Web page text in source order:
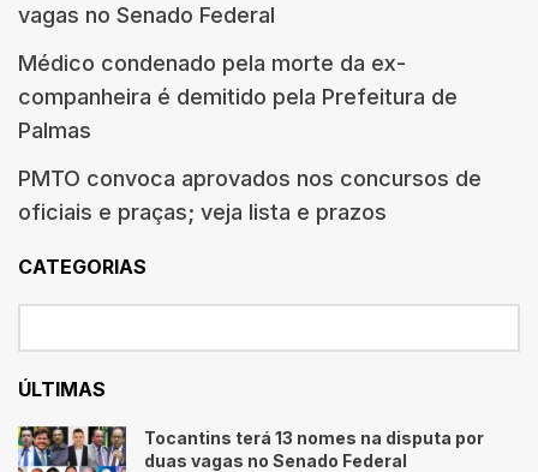
vagas no Senado Federal
Médico condenado pela morte da ex-
companheira é demitido pela Prefeitura de
Palmas
PMTO convoca aprovados nos concursos de
oficiais e praças; veja lista e prazos
CATEGORIAS
ÚLTIMAS
Tocantins terá 13 nomes na disputa por
duas vagas no Senado Federal